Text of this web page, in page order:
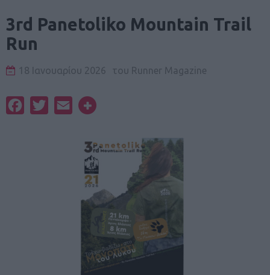
3rd Panetoliko Mountain Trail
Run
18 Ιανουαρίου 2026 του Runner Magazine
FacebookTwitterEmail